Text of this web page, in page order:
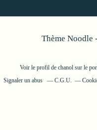
Thème Noodle
Voir le profil de chanol sur le
Signaler un abus
C.G.U.